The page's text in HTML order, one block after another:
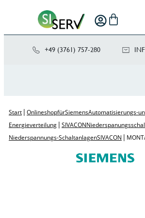
+49 (3761) 757-280 NI
Start | Onlineshop für Siemens Automatisierungs-
Energieverteilung | SIVACON
Niederspannungs-Schaltanlagen SIVACON |